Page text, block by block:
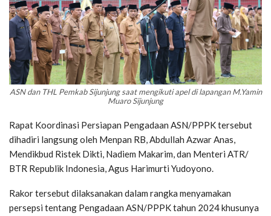
ASN dan THL Pemkab Sijunjung saat mengikuti apel di lapangan M.Yamin
Muaro Sijunjung
Rapat Koordinasi Persiapan Pengadaan ASN/PPPK tersebut
dihadiri langsung oleh Menpan RB, Abdullah Azwar Anas,
Mendikbud Ristek Dikti, Nadiem Makarim, dan Menteri ATR/
BTR Republik Indonesia, Agus Harimurti Yudoyono.
Rakor tersebut dilaksanakan dalam rangka menyamakan
persepsi tentang Pengadaan ASN/PPPK tahun 2024 khusunya